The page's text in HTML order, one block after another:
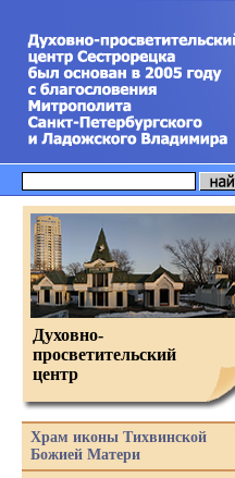
Духовно-
просветительский
центр
Храм иконы Тихвинской
Божией Матери